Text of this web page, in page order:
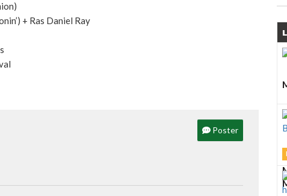
+ Ras Daniel Ray
Poster